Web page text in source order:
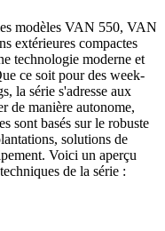
modèles VAN 550, VAN
extérieures compactes
technologie moderne et
ce soit pour des week-
la série s'adresse aux
de manière autonome,
sont basés sur le robuste
solutions de
Voici un aperçu
de la série :